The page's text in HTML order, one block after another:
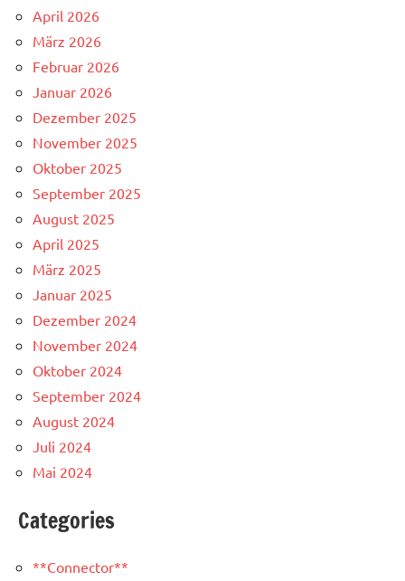
April 2026
März 2026
Februar 2026
Januar 2026
Dezember 2025
November 2025
Oktober 2025
September 2025
August 2025
April 2025
März 2025
Januar 2025
Dezember 2024
November 2024
Oktober 2024
September 2024
August 2024
Juli 2024
Mai 2024
Categories
**Connector**